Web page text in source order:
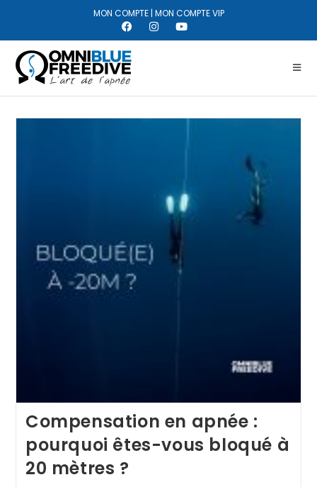
MON COMPTE| MON COMPTE VIP
Compensation en apnée :
pourquoi êtes-vous bloqué à
20 mètres ?